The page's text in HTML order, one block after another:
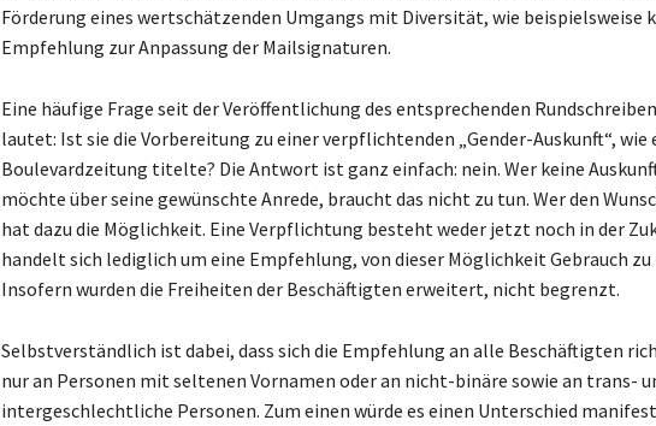
Förderung eines wertschätzenden Umgangs mit Diversität, wie beispielsweise
Empfehlung zur Anpassung der Mailsignaturen.
Eine häufige Frage seit der Veröffentlichung des entsprechenden
lautet: Ist sie die Vorbereitung zu einer verpflichtenden „Gender-Auskunft“, wie
Boulevardzeitung titelte? Die Antwort ist ganz einfach: nein. Wer keine
möchte über seine gewünschte Anrede, braucht das nicht zu tun. Wer den
hat dazu die Möglichkeit. Eine Verpflichtung besteht weder jetzt noch in der
handelt sich lediglich um eine Empfehlung, von dieser Möglichkeit Gebrauch zu
Insofern wurden die Freiheiten der Beschäftigten erweitert, nicht begrenzt.
Selbstverständlich ist dabei, dass sich die Empfehlung an alle Beschäftigten
nur an Personen mit seltenen Vornamen oder an nicht-binäre sowie an trans-
intergeschlechtliche Personen. Zum einen würde es einen Unterschied